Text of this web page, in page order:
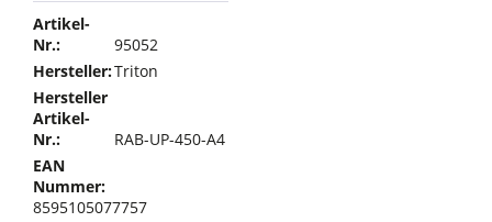
Artikel-
Nr.:
95052
Hersteller:Triton
Hersteller
Artikel-
Nr.:
RAB-UP-450-A4
EAN
Nummer:
8595105077757